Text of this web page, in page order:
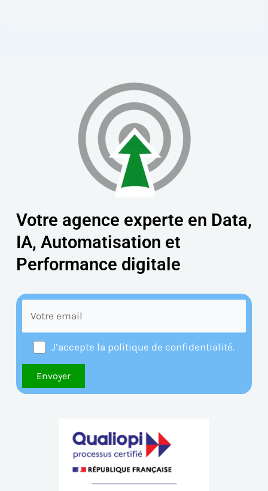
Votre agence experte en Data,
IA, Automatisation et
Performance digitale
J’accepte la politique de confidentialité.